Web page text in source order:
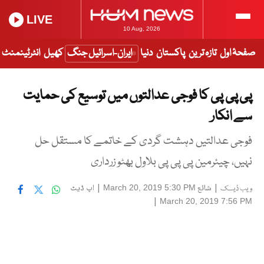
10 Aug, 2026
LIVE
صفحۂ اول تازہ ترین پاکستان دنیا ایران-اسرائیل جنگ کھیل انٹرٹینمنٹ
پی پی پی کا فوجی عدالتوں میں توسیع کی حمایت
سے انکار
فوجی عدالتیں دہشت گردی کے خاتمے کا مستقل حل
نہیں، چیئرمین پی پی پی بلاول بھٹو زرداری
ویب ڈیسک | شائع March 20, 2019 5:30 PM
| اپ ڈیٹ
March 20, 2019 7:56 PM
|